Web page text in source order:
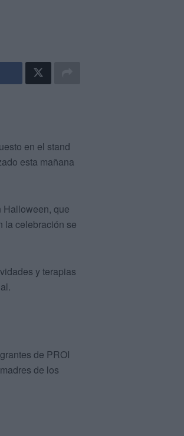
en el stand
esta mañana
Halloween, que
la celebración se
y terapias
de PROI
de los